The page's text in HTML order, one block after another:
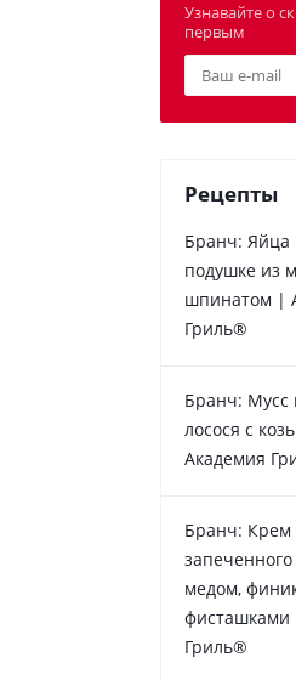
Узнавайте о
первым
Рецепты
Бранч: Яйца
подушке из
шпинатом |
Гриль®
Бранч: Мусс
лосося с
Академия
Бранч: Крем
медом,
фисташками
Гриль®